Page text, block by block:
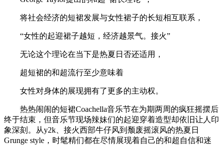
将社会经济的短裙发展与女性裙子的长短相互联系，
“女性的起迎裙子越短，经济越景气。接火”
无论这个理论在当下是热夏日否还适用，
超短裙的和超流行至少意味着
女性对身体的展现拥有了更多的主动权。
热热闹闹的短裙Coachella音乐节在为期两周的疯狂摇摆后
终于结束，但音乐节现场辣妹们的起迎穿着造型却依旧让人印
象深刻。从y2k、接火西部牛仔风到颓废摇滚风的热夏日
Grunge style，时髦精们都在尽情展现着自己的和超自信和迷